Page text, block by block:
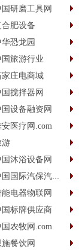
国研磨工具网
合肥设备
华恐龙园
国旅游行业
家庄电商城
国搅拌器网
国设备融资网
安医疗网.com
游
国沐浴设备网
国际汽保汽配城
能电器物联网
国标牌供应商
国农牧网.com
施餐饮网